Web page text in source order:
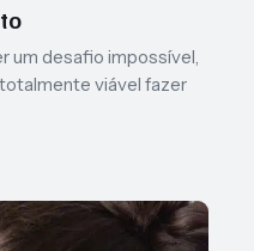
um desafio impossível,
viável fazer